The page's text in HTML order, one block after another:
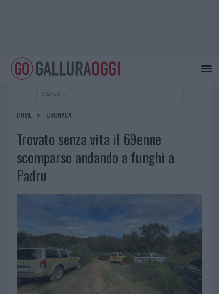
HOME CRONACA
Trovato senza vita il 69enne
scomparso andando a funghi a
Padru